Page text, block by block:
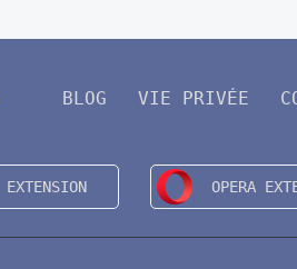
BLOG VIE PRIVÉE